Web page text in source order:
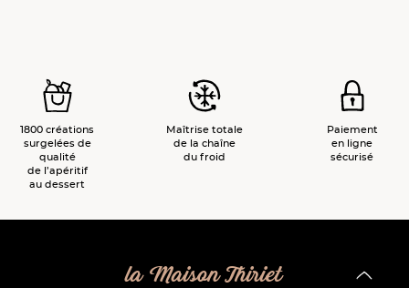
1800 créations
surgelées de
qualité
de l’apéritif
au dessert
Maîtrise totale
de la chaîne
du froid
Paiement
en ligne
sécurisé
la Maison Thiriet